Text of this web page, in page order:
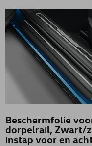
Beschermfolie
dorpelrail, Zwart/
instap voor en